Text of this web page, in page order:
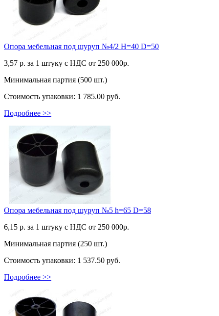
Опора мебельная под шуруп №4/2 Н=40 D=50
3,57 р. за 1 штуку c НДС от 250 000р.
Минимальная партия (500 шт.)
Стоимость упаковки: 1 785.00 руб.
Подробнее >>
Опора мебельная под шуруп №5 h=65 D=58
6,15 р. за 1 штуку c НДС от 250 000р.
Минимальная партия (250 шт.)
Стоимость упаковки: 1 537.50 руб.
Подробнее >>